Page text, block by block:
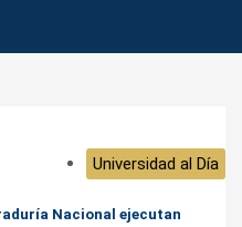
Universidad al Día
Nacional ejecutan